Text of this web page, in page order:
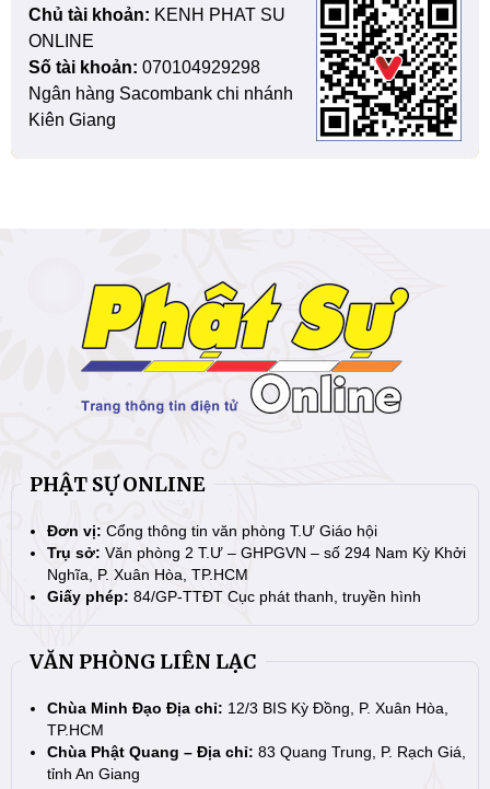
Chủ tài khoản: KENH PHAT SU
ONLINE
Số tài khoản: 070104929298
Ngân hàng Sacombank chi nhánh
Kiên Giang
PHẬT SỰ ONLINE
Đơn vị: Cổng thông tin văn phòng T.Ư Giáo hội
Trụ sở: Văn phòng 2 T.Ư – GHPGVN – số 294 Nam Kỳ Khởi
Nghĩa, P. Xuân Hòa, TP.HCM
Giấy phép: 84/GP-TTĐT Cục phát thanh, truyền hình
VĂN PHÒNG LIÊN LẠC
Chùa Minh Đạo Địa chỉ: 12/3 BIS Kỳ Đồng, P. Xuân Hòa,
TP.HCM
Chùa Phật Quang – Địa chỉ: 83 Quang Trung, P. Rạch Giá,
tỉnh An Giang